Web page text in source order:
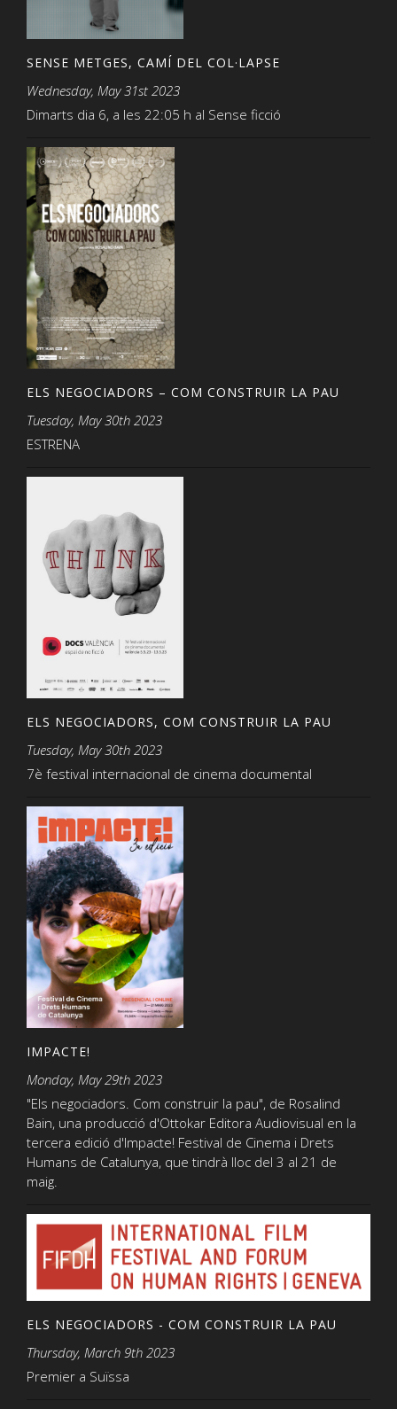
SENSE METGES, CAMÍ DEL COL·LAPSE
Wednesday, May 31st 2023
Dimarts dia 6, a les 22:05 h al Sense ficció
ELS NEGOCIADORS – COM CONSTRUIR LA PAU
Tuesday, May 30th 2023
ESTRENA
ELS NEGOCIADORS, COM CONSTRUIR LA PAU
Tuesday, May 30th 2023
7è festival internacional de cinema documental
IMPACTE!
Monday, May 29th 2023
"Els negociadors. Com construir la pau", de Rosalind
Bain, una producció d'Ottokar Editora Audiovisual en la
tercera edició d'Impacte! Festival de Cinema i Drets
Humans de Catalunya, que tindrà lloc del 3 al 21 de
maig.
ELS NEGOCIADORS - COM CONSTRUIR LA PAU
Thursday, March 9th 2023
Premier a Suïssa